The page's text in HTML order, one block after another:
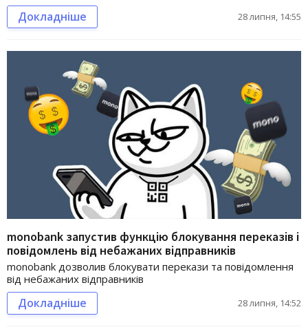
Докладніше 28 липня, 14:55
monobank запустив функцію блокування переказів і
повідомлень від небажаних відправників
monobank дозволив блокувати перекази та повідомлення
від небажаних відправників
Докладніше 28 липня, 14:52